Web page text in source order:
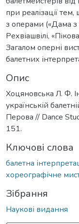
при реалізації тем,
з операми («Дама з
Рехвіашвілі,
Загалом оперні
балетних
Опис
Хоцяновська Л. Ф.
українській
Перова // Dance
151.
Ключові слова
балетна
хореографічне
Зібрання
Наукові видання